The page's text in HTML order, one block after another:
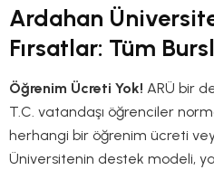
Ardahan
Fırsatlar: Tüm
Öğrenim Ücreti Yok! ARÜ bir
T.C. vatandaşı öğrenciler
herhangi bir öğrenim ücreti
Üniversitenin destek modeli,